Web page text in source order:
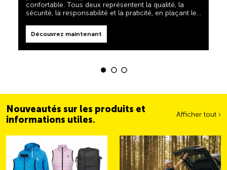
Nouveautés sur les produits et
informations utiles.
Afficher tout ›